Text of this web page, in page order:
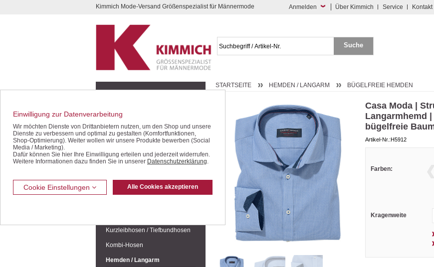
Kompletten Head der Seite überspringenKimmich Mode-Versand Größenspezialist für Männermode Anmelden Über Kimmich Service Kontakt
Schnäppchen / SALE
Jacken / Blousons
Sakkos / Janker
Anzüge / Baukasten
Jeans / Denim
Kurzleibhosen / Tiefbundhosen
Kombi-Hosen
Hemden / Langarm
STARTSEITE HEMDEN / LANGARM BÜGELFREIE HEMDEN
Casa Moda |
Langarmhemd
bügelfreie
Artikel-Nr.:H5912
Farben:
Kragenweite
Einwilligung zur Datenverarbeitung
Wir möchten Dienste von Drittanbietern nutzen, um den Shop und unsere
Dienste zu verbessern und optimal zu gestalten (Komfortfunktionen,
Shop-Optimierung). Weiter wollen wir unsere Produkte bewerben (Social
Media / Marketing).
Dafür können Sie hier Ihre Einwilligung erteilen und jederzeit widerrufen.
Weitere Informationen dazu finden Sie in unserer Datenschutzerklärung.
Cookie Einstellungen Alle Cookies akzeptieren